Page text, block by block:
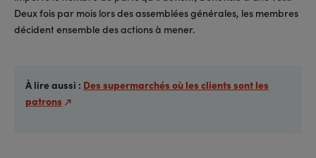
Deux fois par mois lors des assemblées générales, les membres
décident ensemble des actions à mener.
À lire aussi : Des supermarchés où les clients sont les
patrons